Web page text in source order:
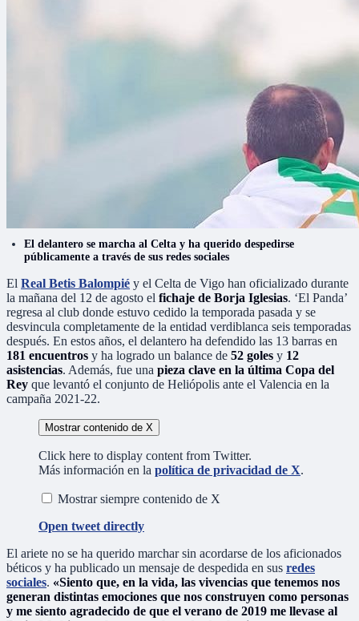
El delantero se marcha al Celta y ha querido despedirse
públicamente a través de sus redes sociales
El Real Betis Balompié y el Celta de Vigo han oficializado durante
la mañana del 12 de agosto el fichaje de Borja Iglesias. ‘El Panda’
regresa al club donde estuvo cedido la temporada pasada y se
desvincula completamente de la entidad verdiblanca seis temporadas
después. En estos años, el delantero ha defendido las 13 barras en
181 encuentros y ha logrado un balance de 52 goles y 12
asistencias. Además, fue una pieza clave en la última Copa del
Rey que levantó el conjunto de Heliópolis ante el Valencia en la
campaña 2021-22.
Mostrar contenido de X
Click here to display content from Twitter.
Más información en la política de privacidad de X.
Mostrar siempre contenido de X
Open tweet directly
El ariete no se ha querido marchar sin acordarse de los aficionados
béticos y ha publicado un mensaje de despedida en sus redes
sociales. «Siento que, en la vida, las vivencias que tenemos nos
generan distintas emociones que nos construyen como personas
y me siento agradecido de que el verano de 2019 me llevase al